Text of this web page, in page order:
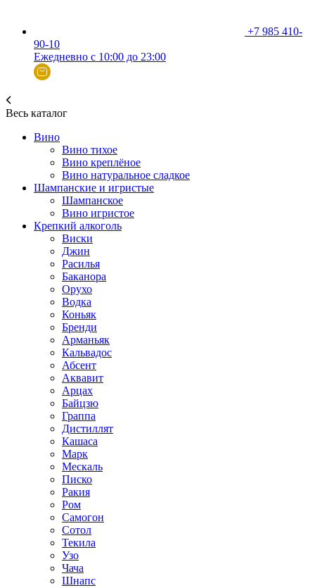
+7 985 410-
90-10
Ежедневно с 10:00 до 23:00
Весь каталог
Вино
Вино тихое
Вино креплёное
Вино натуральное сладкое
Шампанские и игристые
Шампанское
Вино игристое
Крепкий алкоголь
Виски
Джин
Расилья
Баканора
Орухо
Водка
Коньяк
Бренди
Арманьяк
Кальвадос
Абсент
Аквавит
Арцах
Байцзю
Граппа
Дистиллят
Кашаса
Марк
Мескаль
Писко
Ракия
Ром
Самогон
Сотол
Текила
Узо
Чача
Шнапс